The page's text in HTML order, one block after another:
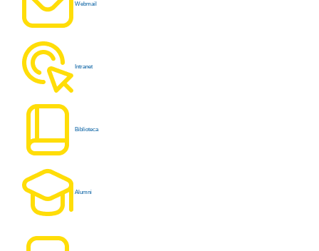
Webmail
Intranet
Biblioteca
Alumni